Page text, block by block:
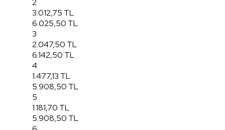
3.012,75 TL
6.025,50 TL
3
2.047,50 TL
6.142,50 TL
4
1.477,13 TL
5.908,50 TL
5
1.181,70 TL
5.908,50 TL